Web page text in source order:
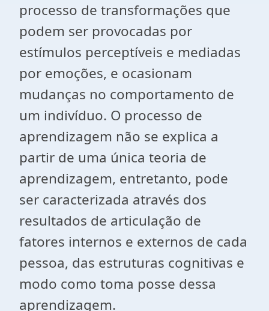
processo de transformações que
podem ser provocadas por
estímulos perceptíveis e mediadas
por emoções, e ocasionam
mudanças no comportamento de
um indivíduo. O processo de
aprendizagem não se explica a
partir de uma única teoria de
aprendizagem, entretanto, pode
ser caracterizada através dos
resultados de articulação de
fatores internos e externos de cada
pessoa, das estruturas cognitivas e
modo como toma posse dessa
aprendizagem.